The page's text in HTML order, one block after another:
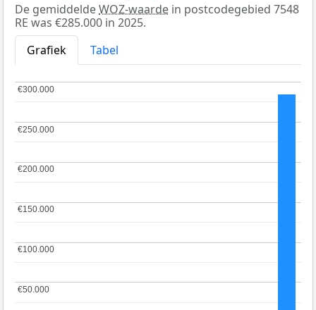
De gemiddeldeWOZ-waarde in postcodegebied 7548
RE was €285.000 in 2025.
Grafiek
Tabel
€50.000
€50.000
€100.000
€100.000
€150.000
€150.000
€200.000
€200.000
€250.000
€250.000
€300.000
€300.000